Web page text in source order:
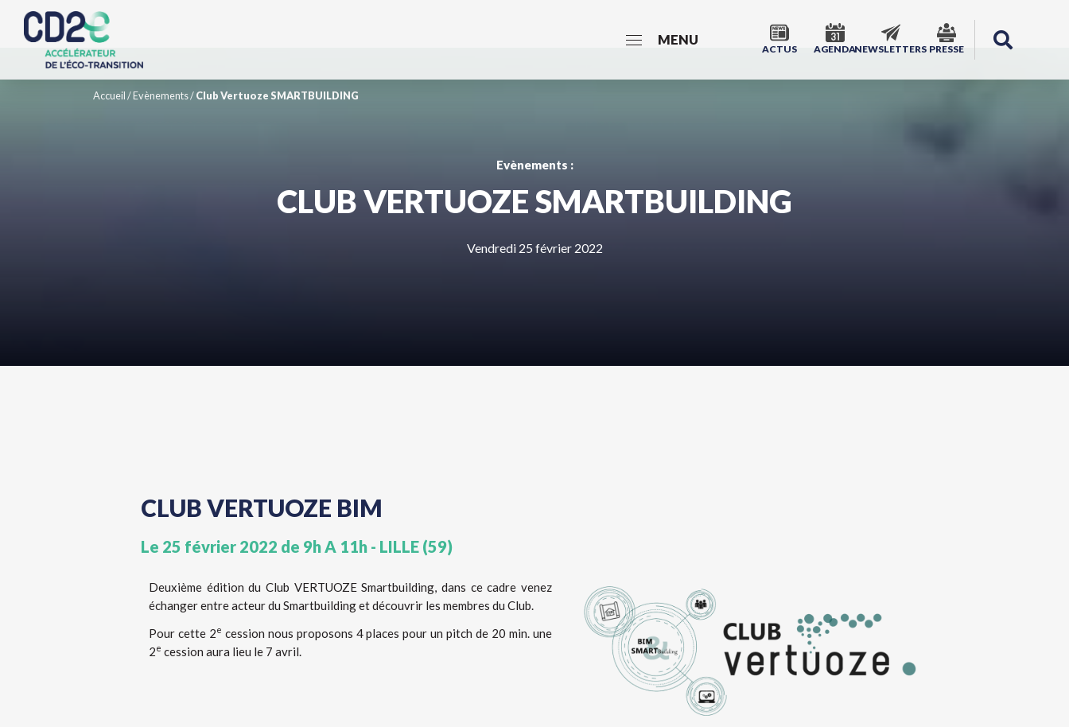
MENU
ACTUS AGENDANEWSLETTERS PRESSE
Accueil/Evènements/Club Vertuoze SMARTBUILDING
Evènements :
CLUB VERTUOZE SMARTBUILDING
Vendredi 25 février 2022
CLUB VERTUOZE BIM
Le 25 février 2022 de 9h A 11h - LILLE (59)
Deuxième édition du Club VERTUOZE Smartbuilding, dans ce cadre venez
échanger entre acteur du Smartbuilding et découvrir les membres du Club.
Pour cette 2e cession nous proposons 4 places pour un pitch de 20 min. une
2e cession aura lieu le 7 avril.